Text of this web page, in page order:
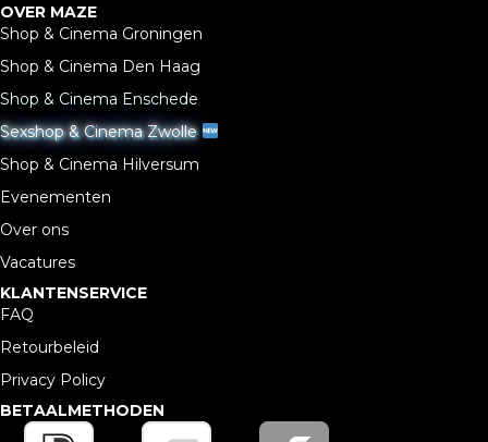
OVER MAZE
Shop & Cinema Groningen
Shop & Cinema Den Haag
Shop & Cinema Enschede
Sexshop & Cinema Zwolle
Shop & Cinema Hilversum
Evenementen
Over ons
Vacatures
KLANTENSERVICE
FAQ
Retourbeleid
Privacy Policy
BETAALMETHODEN